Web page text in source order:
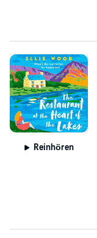
Reinhören